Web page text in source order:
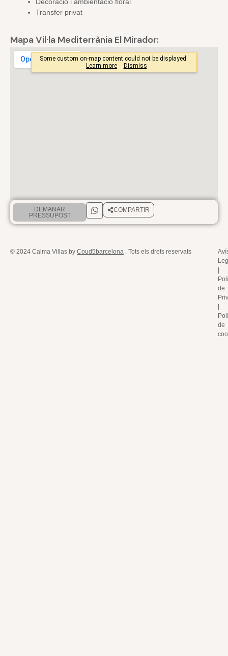
Transfer privat
Mapa Vil·la Mediterrània El Mirador:
DEMANAR
PRESSUPOST
COMPARTIR
© 2024 Calma Villas by Coud5barcelona . Tots els drets reservats
|
de
|
de